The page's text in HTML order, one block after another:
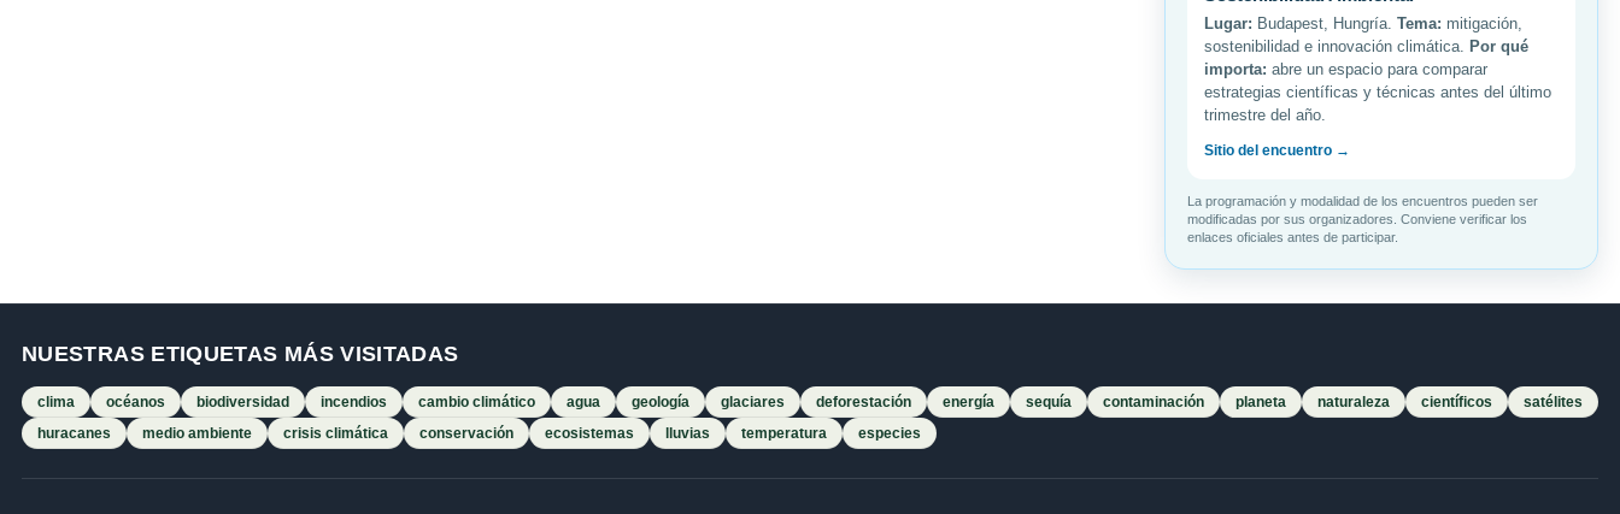
Lugar: Budapest, Hungría. Tema: mitigación,
sostenibilidad e innovación climática. Por qué
importa: abre un espacio para comparar
estrategias científicas y técnicas antes del último
trimestre del año.
Sitio del encuentro →
La programación y modalidad de los encuentros pueden ser
modificadas por sus organizadores. Conviene verificar los
enlaces oficiales antes de participar.
NUESTRAS ETIQUETAS MÁS VISITADAS
clima océanos biodiversidad incendios cambio climático agua geología glaciares deforestación energía sequía contaminación planeta naturaleza científicos
satélites
huracanes
medio ambiente crisis climática conservación ecosistemas lluvias temperatura especies